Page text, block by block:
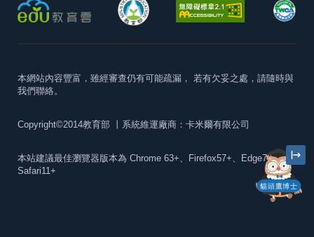
貓頭鷹博士
本網站內容豐富，雖經審查仍有可能疏漏， 若有欠妥之處，請隨時與
我們聯絡。
Copyright©2014教育部 丨系統維運廠商：卡米爾有限公司
本站建議最佳瀏覽器版本為 Chrome 63+、Firefox57+、Edge79+及
Safari11+